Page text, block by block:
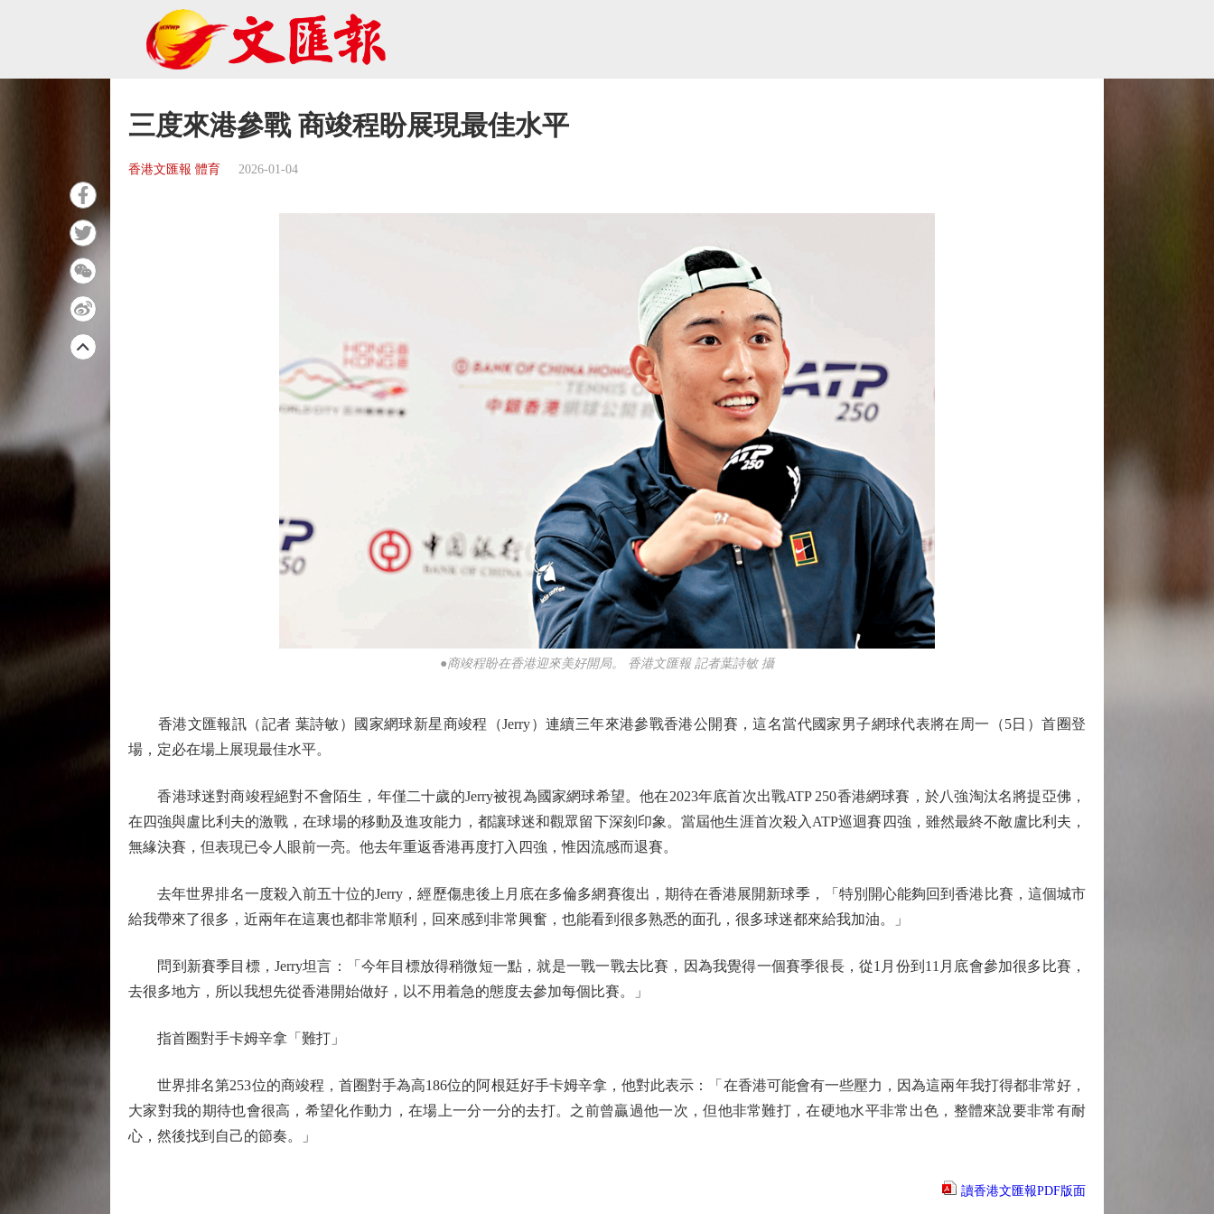
三度來港參戰 商竣程盼展現最佳水平
香港文匯報 體育 2026-01-04
●商竣程盼在香港迎來美好開局。 香港文匯報 記者葉詩敏 攝
香港文匯報訊（記者 葉詩敏）國家網球新星商竣程（Jerry）連續三年來港參戰香港公開賽，這名當代國家男子網球代表將在周一（5日）首圈登
場，定必在場上展現最佳水平。
香港球迷對商竣程絕對不會陌生，年僅二十歲的Jerry被視為國家網球希望。他在2023年底首次出戰ATP 250香港網球賽，於八強淘汰名將提亞佛，
在四強與盧比利夫的激戰，在球場的移動及進攻能力，都讓球迷和觀眾留下深刻印象。當屆他生涯首次殺入ATP巡迴賽四強，雖然最終不敵盧比利夫，
無緣決賽，但表現已令人眼前一亮。他去年重返香港再度打入四強，惟因流感而退賽。
去年世界排名一度殺入前五十位的Jerry，經歷傷患後上月底在多倫多網賽復出，期待在香港展開新球季，「特別開心能夠回到香港比賽，這個城市
給我帶來了很多，近兩年在這裏也都非常順利，回來感到非常興奮，也能看到很多熟悉的面孔，很多球迷都來給我加油。」
問到新賽季目標，Jerry坦言：「今年目標放得稍微短一點，就是一戰一戰去比賽，因為我覺得一個賽季很長，從1月份到11月底會參加很多比賽，
去很多地方，所以我想先從香港開始做好，以不用着急的態度去參加每個比賽。」
指首圈對手卡姆辛拿「難打」
世界排名第253位的商竣程，首圈對手為高186位的阿根廷好手卡姆辛拿，他對此表示：「在香港可能會有一些壓力，因為這兩年我打得都非常好，
大家對我的期待也會很高，希望化作動力，在場上一分一分的去打。之前曾贏過他一次，但他非常難打，在硬地水平非常出色，整體來說要非常有耐
心，然後找到自己的節奏。」
讀香港文匯報PDF版面